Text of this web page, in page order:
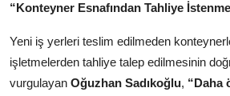
“Konteyner Esnafından Tahliye
Yeni iş yerleri teslim edilmeden
işletmelerden tahliye talep edilmesinin
vurgulayan Oğuzhan Sadıkoğlu, “Daha